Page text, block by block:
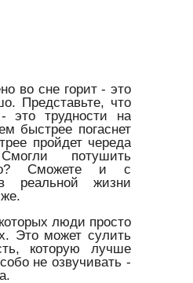
во сне горит - это
Представьте, что
это трудности на
быстрее погаснет
пройдет череда
потушить
Сможете и с
реальной жизни
люди просто
Это может сулить
которую лучше
не озвучивать -